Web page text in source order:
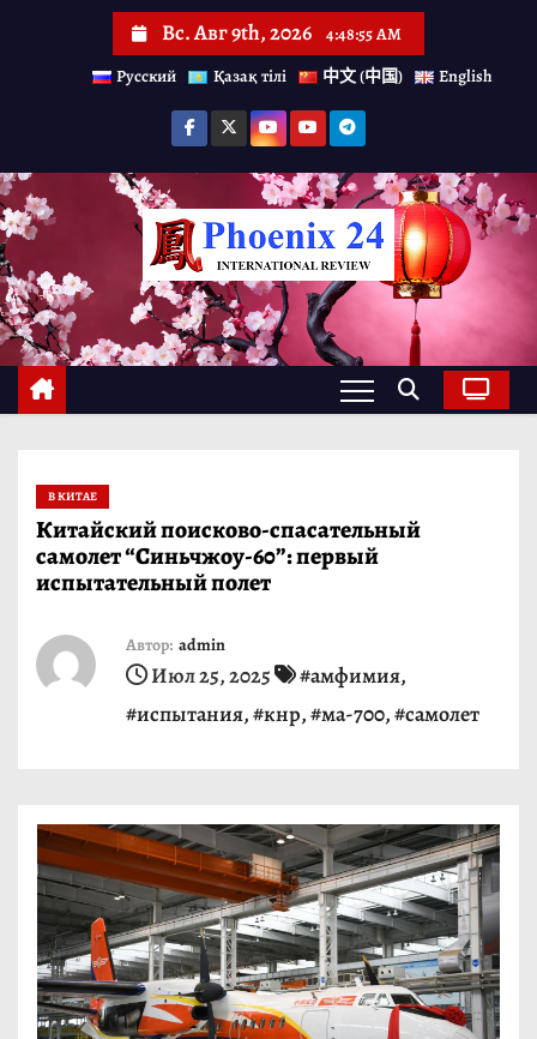
й
т
и
к
с
о
Вс. Авг 9th, 2026
4:48:55 AM
Русский
Қазақ тілі 中文 (中国) English
В КИТАЕ
Китайский поисково-спасательный
самолет “Синьчжоу-60”: первый
испытательный полет
Автор: admin
Июл 25, 2025 #амфимия,
#испытания,#кнр,#ма-700,#самолет